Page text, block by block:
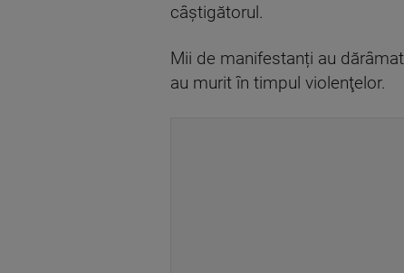
câștigătorul.
Mii de manifestanți au
au murit în timpul violenţelor.